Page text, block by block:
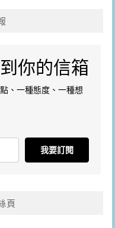
你的信箱
、一種態度、一種想
我要訂閱
頁